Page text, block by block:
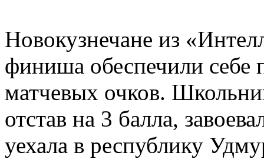
Новокузнечане из
финиша обеспечили себе
матчевых очков.
отстав на 3 балла,
уехала в республику